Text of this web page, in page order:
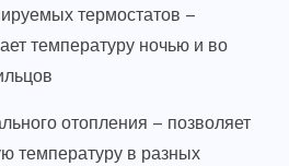
термостатов –
температуру ночью и во
отопления – позволяет
температуру в разных